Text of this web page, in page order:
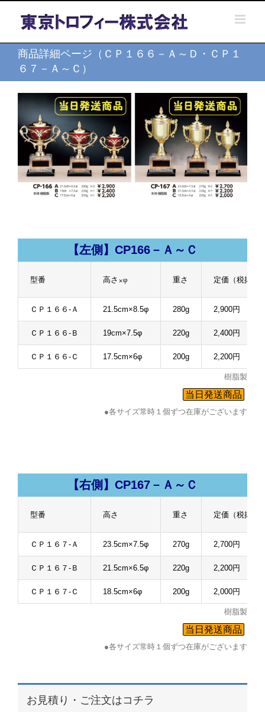
content
商品詳細ページ（ＣＰ１６６－Ａ～Ｄ・ＣＰ１
６７－Ａ～Ｃ）
【左側】CP166－Ａ～Ｃ
型番 高さ×φ 重さ 定価（税抜）
ＣＰ１６６-Ａ 21.5cm×8.5φ 280g 2,900円
ＣＰ１６６-Ｂ 19cm×7.5φ 220g 2,400円
ＣＰ１６６-Ｃ 17.5cm×6φ 200g 2,200円
樹脂製
当日発送商品
●各サイズ常時１個ずつ在庫がございます
【右側】CP167－Ａ～Ｃ
型番 高さ 重さ 定価（税抜）
ＣＰ１６７-Ａ 23.5cm×7.5φ 270g 2,700円
ＣＰ１６７-Ｂ 21.5cm×6.5φ 220g 2,200円
ＣＰ１６７-Ｃ 18.5cm×6φ 200g 2,000円
樹脂製
当日発送商品
●各サイズ常時１個ずつ在庫がございます
お見積り・ご注文はコチラ